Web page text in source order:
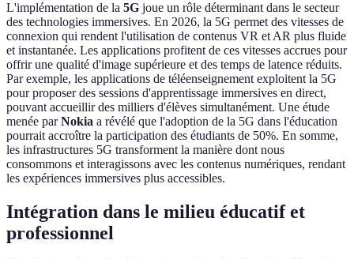
L'implémentation de la 5G joue un rôle déterminant dans le secteur
des technologies immersives. En 2026, la 5G permet des vitesses de
connexion qui rendent l'utilisation de contenus VR et AR plus fluide
et instantanée. Les applications profitent de ces vitesses accrues pour
offrir une qualité d'image supérieure et des temps de latence réduits.
Par exemple, les applications de téléenseignement exploitent la 5G
pour proposer des sessions d'apprentissage immersives en direct,
pouvant accueillir des milliers d'élèves simultanément. Une étude
menée parNokia a révélé que l'adoption de la 5G dans l'éducation
pourrait accroître la participation des étudiants de 50%. En somme,
les infrastructures 5G transforment la manière dont nous
consommons et interagissons avec les contenus numériques, rendant
les expériences immersives plus accessibles.
Intégration dans le milieu éducatif et
professionnel